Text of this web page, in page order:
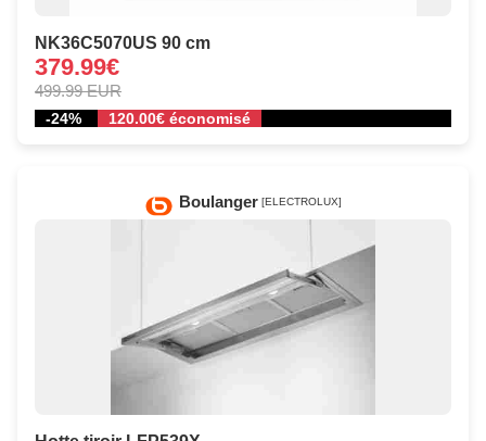
NK36C5070US 90 cm
379.99€
499.99 EUR
-24% 120.00€ économisé
Boulanger [ELECTROLUX]